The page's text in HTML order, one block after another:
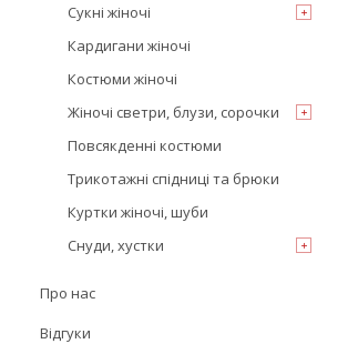
Сукні жіночі
Кардигани жіночі
Костюми жіночі
Жіночі светри, блузи, сорочки
Повсякденні костюми
Трикотажні спідниці та брюки
Куртки жіночі, шуби
Снуди, хустки
Про нас
Відгуки